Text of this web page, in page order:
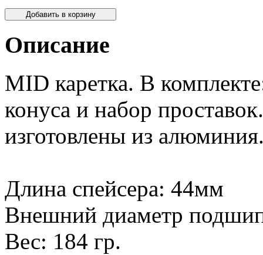
Описание
MID каретка. В
конуса и набор
изготовлены из
Длина спейсера: 44мм
Внешний диаметр
Вес: 184 гр.